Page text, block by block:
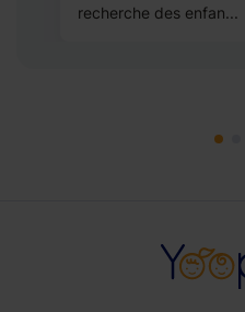
recherche des enfan...